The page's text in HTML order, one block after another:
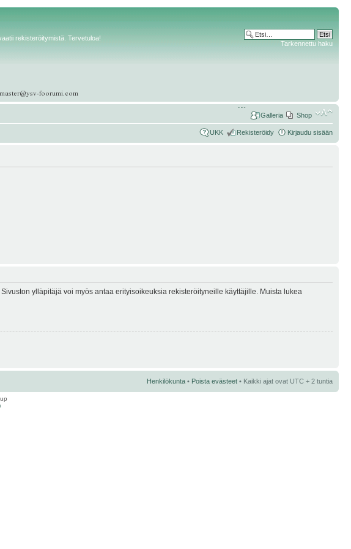
rekisteröitymistä. Tervetuloa!
Tarkennettu haku
Shop
Galleria
UKK Rekisteröidy Kirjaudu sisään
ylläpitäjä voi myös antaa erityisoikeuksia rekisteröityneille käyttäjille. Muista lukea
Henkilökunta • Poista evästeet • Kaikki ajat ovat UTC + 2 tuntia